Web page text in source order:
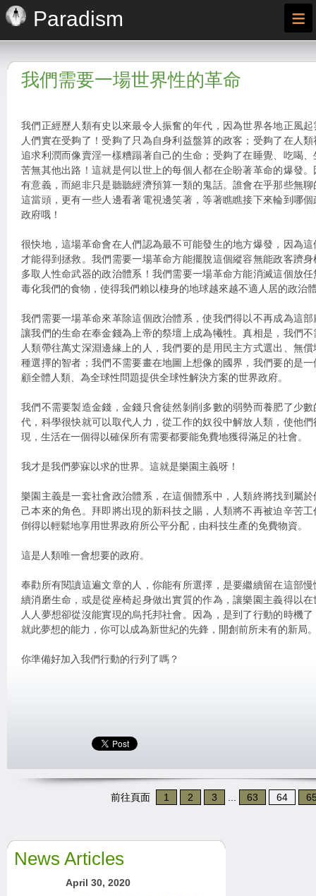
Paradism ≡
我們需要一場世界性的革命
我們正經歷人類有史以來最令人振奮的年代，因為世界各地正風
人們實在受夠了！受夠了只為自身利益盤算的政客；受夠了在人
追求利潤而像賣淫一樣糟蹋著自己的生命；受夠了在睡覺、吃喝
苦無其他出路！這就是何以世上的每個人都在企盼著革命的爆發
有意義，而絕非只是聽聽經濟預算一類的鬼話。誰會在乎那些無
這當頭，更有一些人邊看著電視邊笑著，等著瞧瞧接下來輪到哪
政府哦！
很快地，這場革命會在人們認為最不可能發生的地方爆發，因為
才能得到拯救。我們需要一場革命方能擺脫這個縱容無能政客躋
多取人性命武器的政治體系！我們需要一場革命方能消滅這個放
毒化我們的食物，使得我們賴以棲身的地球越來越不適人居的政治
我們需要一場革命來革除這個政治體系，使我們得以不再成為這
讓我們的生命在奉金錢為上帝的祭壇上成為犧牲。真相是，我們
人類帶往萬丈深淵邊緣上的人，我們要的是用民主方式選出、無
種選擇的智者；我們不需要畫在地圖上想像的國界，我們要的是
顧全體人類、為全球性問題提供全球性解決方案的世界政府。
我們不需要製造金錢，金錢只會徒然剝削多數的弱勢而養肥了少
代，科學很快就可以取代人力，從工作的奴役中解放人類，使他
現，生活在一個得以確保所有需要都要能免費地獲得滿足的社會。
我才是我們夢寐以求的世界。這就是樂園主義呀！
樂園主義是一套社會政治體系，在這個體系中，人類終將找到屬
己本來的角色。拜即將出現的新科技之賜，人類將不再被迫辛苦
倒得以輕鬆地享用世界政府所公平分配，由科技生產的免費物資。
這是人類唯一會想要的政府。
奉勸所有閱讀這遍文章的人，你能有所選擇，是要繼續留在這部
續消磨生命，或是從座椅起身做出實質的作為，讓樂園主義得以
人人夢想卻從沒能實現的烏托邦社會。因為，是到了行動的時機
就此夢想的能力，你可以成為新世紀的先鋒，開創前所未有的新局
你準備好加入我們行動的行列了嗎？
前往頁面 1 2 3 63 64
News Articles
April 30, 2020